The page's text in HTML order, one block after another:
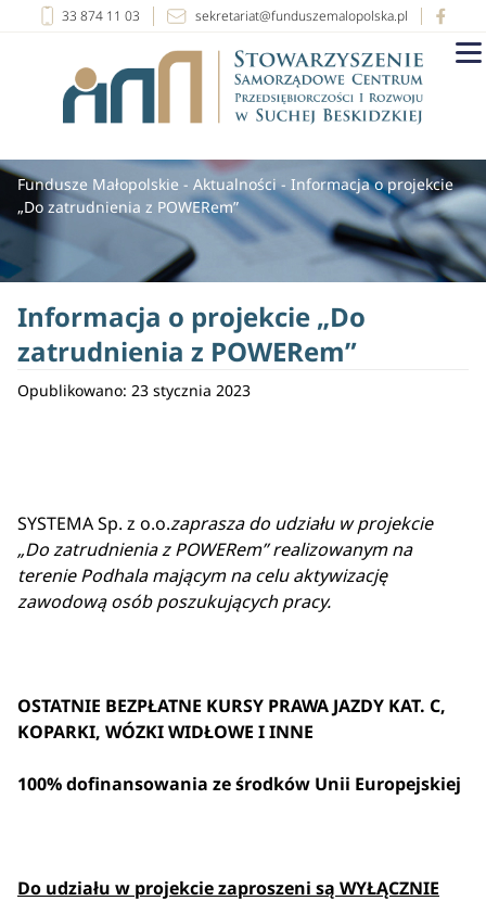
33 874 11 03 sekretariat@funduszemalopolska.pl
Fundusze Małopolskie - Aktualności- Informacja o projekcie
„Do zatrudnienia z POWERem”
Informacja o projekcie „Do
zatrudnienia z POWERem”
Opublikowano: 23 stycznia 2023
SYSTEMA Sp. z o.o.zaprasza do udziału w projekcie
„Do zatrudnienia z POWERem”realizowanym na
terenie Podhala mającym na celu aktywizację
zawodową osób poszukujących pracy.
OSTATNIE BEZPŁATNE KURSY PRAWA JAZDY KAT. C,
KOPARKI, WÓZKI WIDŁOWE I INNE
100% dofinansowania ze środków Unii Europejskiej
Do udziału w projekcie zaproszeni są WYŁĄCZNIE